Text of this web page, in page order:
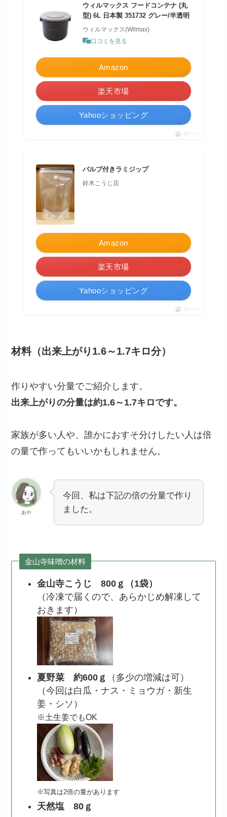
ウィルマックス フードコンテナ (丸
型) 6L 日本製 351732 グレー/半透明
ウィルマックス(Wilmax)
口コミを見る
Amazon
楽天市場
Yahooショッピング
ポチップ
バルブ付きラミジップ
鈴木こうじ店
Amazon
楽天市場
Yahooショッピング
ポチップ
材料（出来上がり1.6～1.7キロ分）
作りやすい分量でご紹介します。
出来上がりの分量は約1.6～1.7キロです。
家族が多い人や、誰かにおすそ分けしたい人は倍
の量で作ってもいいかもしれません。
あや
今回、私は下記の倍の分量で作り
ました。
金山寺味噌の材料
金山寺こうじ 800ｇ（1袋）
（冷凍で届くので、あらかじめ解凍して
おきます）
夏野菜 約600ｇ
（多少の増減は可）
（今回は白瓜・ナス・ミョウガ・新生
姜・シソ）
※土生姜でもOK
※写真は2倍の量があります
天然塩 80ｇ